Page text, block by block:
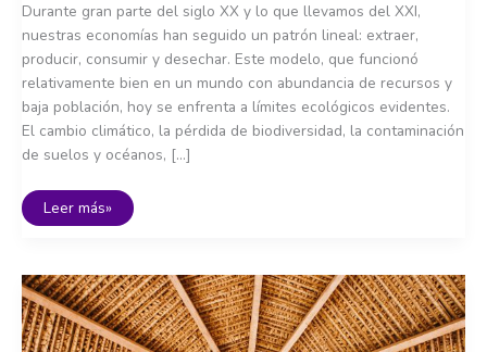
Durante gran parte del siglo XX y lo que llevamos del XXI,
nuestras economías han seguido un patrón lineal: extraer,
producir, consumir y desechar. Este modelo, que funcionó
relativamente bien en un mundo con abundancia de recursos y
baja población, hoy se enfrenta a límites ecológicos evidentes.
El cambio climático, la pérdida de biodiversidad, la contaminación
de suelos y océanos, […]
Economía
circular:
debates
actuales
Leer más»